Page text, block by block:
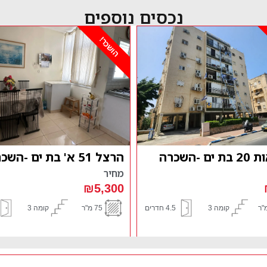
נכסים נוספים
קומה 3 3 חדרים
הושכר!
בית וגן 3 בת ים השכרה
מחיר
₪5,500
90 מ"ר קומה 1